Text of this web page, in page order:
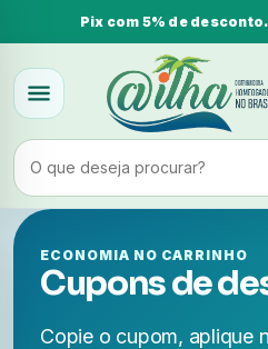
Pix com 5% de
ECONOMIA NO CARRINHO
Cupons de
Copie o cupom, aplique